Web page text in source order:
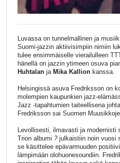
Luvassa on tunnelmallinen ja
Suomi-jazzin aktiivisimpiin nimiin
tulee ensimmäiselle vierailulleen
hänellä on jazzin ytimeen osuva
Huhtalanja Mika Kallionkanssa.
Helsingissä asuva Fredriksson on
molempien kaupunkien jazz-
Jazz -tapahtumien taiteellisena
Fredriksson sai Suomen
Levollisesti, ilmavasti ja modernisti
Trion albumi ?julkaistiin noin vuosi
se käsittelee epävarmuuden
lämpimään olohuonesoundiin.